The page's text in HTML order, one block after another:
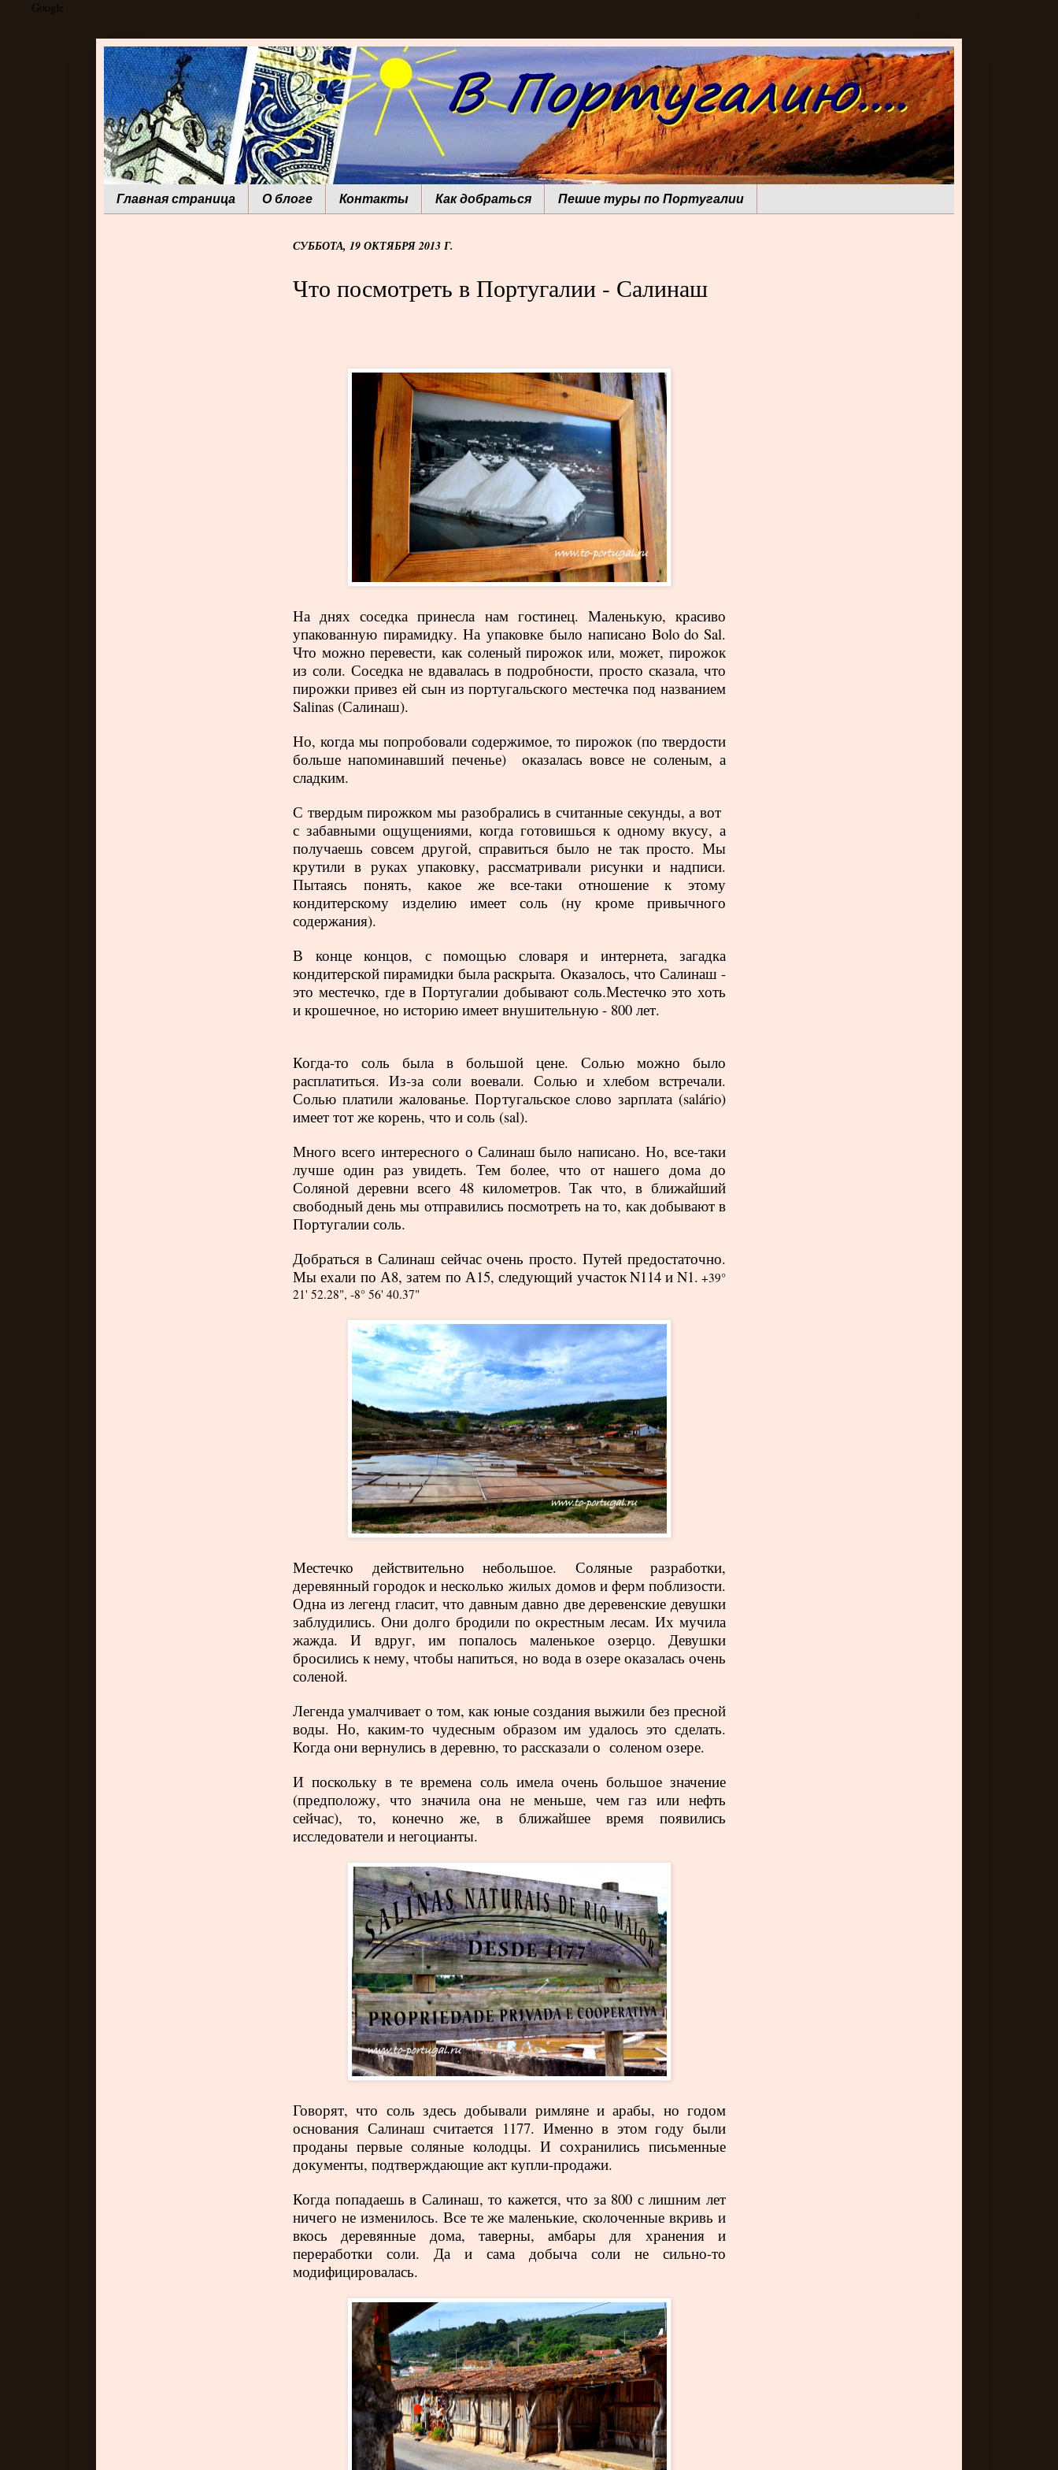
Google
Главная страница О блоге Контакты Как добраться Пешие туры по Португалии
СУББОТА, 19 ОКТЯБРЯ 2013 Г.
Что посмотреть в Португалии - Салинаш
На днях соседка принесла нам гостинец. Маленькую, красиво
упакованную пирамидку. На упаковке было написано Bolo do Sal.
Что можно перевести, как соленый пирожок или, может, пирожок
из соли. Соседка не вдавалась в подробности, просто сказала, что
пирожки привез ей сын из португальского местечка под названием
Salinas (Салинаш).
Но, когда мы попробовали содержимое, то пирожок (по твердости
больше напоминавший печенье)
оказалась вовсе не соленым, а
сладким.
С твердым пирожком мы разобрались в считанные секунды, а вот
с забавными ощущениями, когда готовишься к одному вкусу, а
получаешь совсем другой, справиться было не так просто. Мы
крутили в руках упаковку, рассматривали рисунки и надписи.
Пытаясь понять, какое же все-таки отношение к этому
кондитерскому изделию имеет соль (ну кроме привычного
содержания).
В конце концов, с помощью словаря и интернета, загадка
кондитерской пирамидки была раскрыта. Оказалось, что Салинаш -
это местечко, где в Португалии добывают соль.Местечко это хоть
и крошечное, но историю имеет внушительную - 800 лет.
Когда-то соль была в большой цене. Солью можно было
расплатиться. Из-за соли воевали. Солью и хлебом встречали.
Солью платили жалованье. Португальское слово зарплата (salário)
имеет тот же корень, что и соль (sal).
Много всего интересного о Салинаш было написано. Но, все-таки
лучше один раз увидеть. Тем более, что от нашего дома до
Соляной деревни всего 48 километров. Так что, в ближайший
свободный день мы отправились посмотреть на то, как добывают в
Португалии соль.
Добраться в Салинаш сейчас очень просто. Путей предостаточно.
Мы ехали по А8, затем по А15, следующий участокN114 и N1. +39°
21' 52.28", -8° 56' 40.37"
Местечко действительно небольшое. Соляные разработки,
деревянный городок и несколько жилых домов и ферм поблизости.
Одна из легенд гласит, что давным давно две деревенские девушки
заблудились. Они долго бродили по окрестным лесам. Их мучила
жажда. И вдруг, им попалось маленькое озерцо. Девушки
бросились к нему, чтобы напиться, но вода в озере оказалась очень
соленой.
Легенда умалчивает о том, как юные создания выжили без пресной
воды. Но, каким-то чудесным образом им удалось это сделать.
Когда они вернулись в деревню, то рассказали о соленом озере.
И поскольку в те времена соль имела очень большое значение
(предположу, что значила она не меньше, чем газ или нефть
сейчас), то, конечно же, в ближайшее время появились
исследователи и негоцианты.
Говорят, что соль здесь добывали римляне и арабы, но годом
основания Салинаш считается 1177. Именно в этом году были
проданы первые соляные колодцы. И сохранились письменные
документы, подтверждающие акт купли-продажи.
Когда попадаешь в Салинаш, то кажется, что за 800 с лишним лет
ничего не изменилось. Все те же маленькие, сколоченные вкривь и
вкось деревянные дома, таверны, амбары для хранения и
переработки соли. Да и сама добыча соли не сильно-то
модифицировалась.